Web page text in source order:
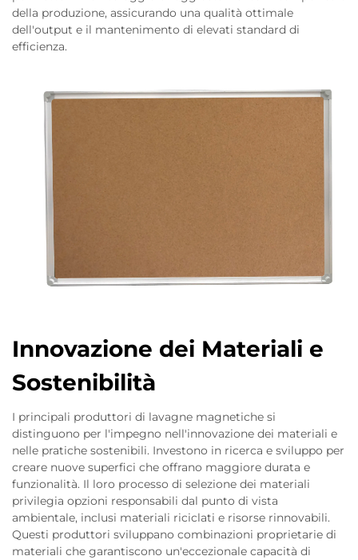
della produzione, assicurando una qualità ottimale
dell'output e il mantenimento di elevati standard di
efficienza.
Innovazione dei Materiali e
Sostenibilità
I principali produttori di lavagne magnetiche si
distinguono per l'impegno nell'innovazione dei materiali e
nelle pratiche sostenibili. Investono in ricerca e sviluppo per
creare nuove superfici che offrano maggiore durata e
funzionalità. Il loro processo di selezione dei materiali
privilegia opzioni responsabili dal punto di vista
ambientale, inclusi materiali riciclati e risorse rinnovabili.
Questi produttori sviluppano combinazioni proprietarie di
materiali che garantiscono un'eccezionale capacità di